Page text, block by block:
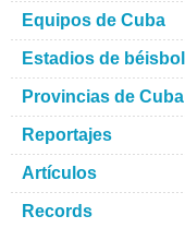
Equipos de Cuba
Estadios de béisbol
Provincias de Cuba
Reportajes
Artículos
Records